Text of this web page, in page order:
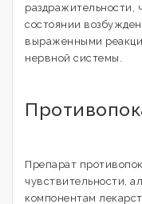
раздражительности,
состоянии
выраженными
нервной системы.
Препарат
чувствительности,
компонентам